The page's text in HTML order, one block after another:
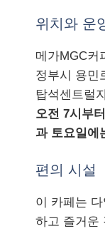
위치와 운
메가MGC커
정부시 용민
탑석센트럴
오전 7시부
과 토요일에
편의 시설
이 카페는
하고 즐거운